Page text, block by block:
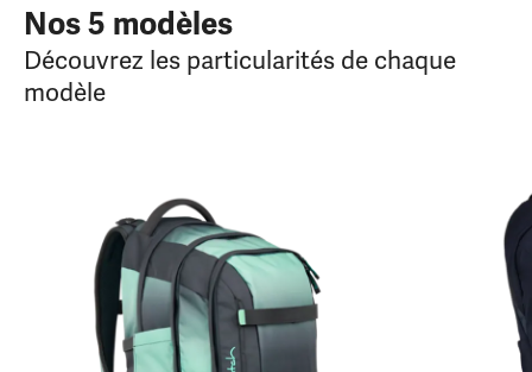
Nos 5 modèles
Découvrez les particularités de chaque
modèle